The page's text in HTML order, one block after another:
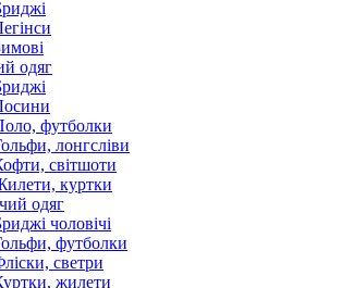
одяг
футболки
лонгсліви
світшоти
куртки
одяг
чоловічі
футболки
светри
жилети